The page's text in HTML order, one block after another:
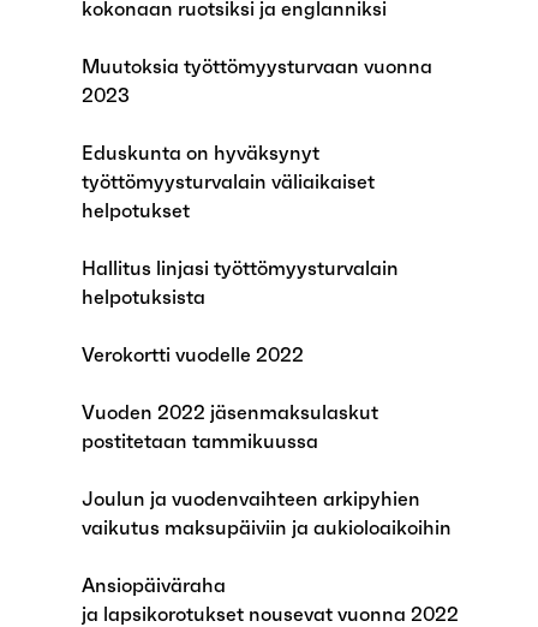
kokonaan ruotsiksi ja englanniksi
Muutoksia työttömyysturvaan vuonna
2023
Eduskunta on hyväksynyt
työttömyysturvalain väliaikaiset
helpotukset
Hallitus linjasi työttömyysturvalain
helpotuksista
Verokortti vuodelle 2022
Vuoden 2022 jäsenmaksulaskut
postitetaan tammikuussa
Joulun ja vuodenvaihteen arkipyhien
vaikutus maksupäiviin ja aukioloaikoihin
Ansiopäiväraha
ja lapsikorotukset nousevat vuonna 2022